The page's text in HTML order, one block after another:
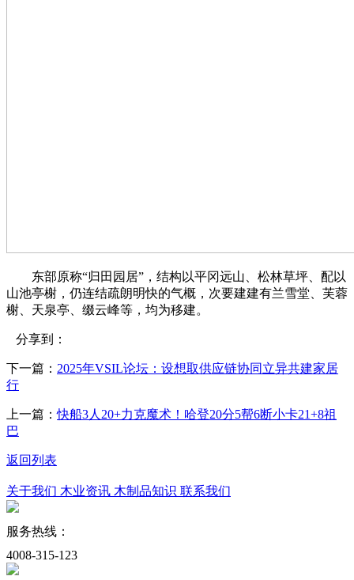
东部原称“归田园居”，结构以平冈远山、松林草坪、配以
山池亭榭，仍连结疏朗明快的气概，次要建建有兰雪堂、芙蓉
榭、天泉亭、缀云峰等，均为移建。
分享到：
下一篇： 2025年VSIL论坛：设想取供应链协同立异共建家居
行
上一篇：快船3人20+力克魔术！哈登20分5帮6断小卡21+8祖
巴
返回列表
关于我们 木业资讯 木制品知识 联系我们
服务热线：
4008-315-123